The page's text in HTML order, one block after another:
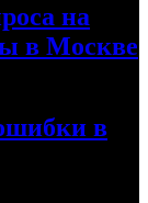
на
в Москве
в